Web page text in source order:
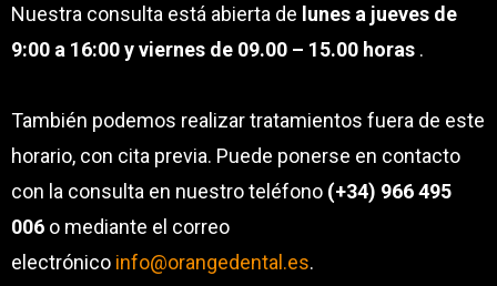
Nuestra consulta está abierta de lunes a jueves de
9:00 a 16:00 y viernes de 09.00 – 15.00 horas .
También podemos realizar tratamientos fuera de este
horario, con cita previa. Puede ponerse en contacto
con la consulta en nuestro teléfono (+34) 966 495
006 o mediante el correo
electrónico info@orangedental.es.